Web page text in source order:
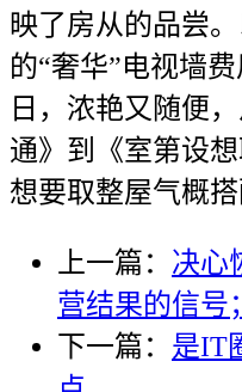
映了房从的品尝
的“奢华”电视墙
日，浓艳又随便
通》到《室第设
想要取整屋气概搭
上一篇： 决心
营结果的信号
下一篇： 是IT